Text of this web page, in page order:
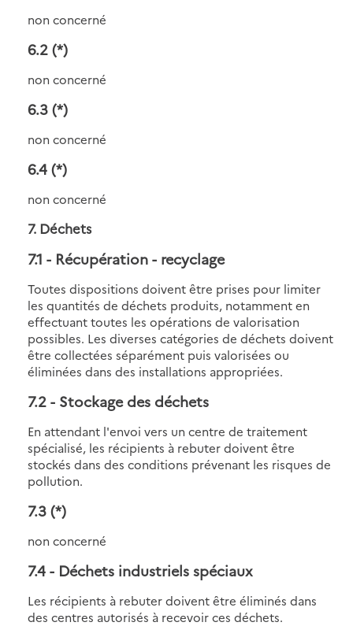
non concerné
6.2 (*)
non concerné
6.3 (*)
non concerné
6.4 (*)
non concerné
7. Déchets
7.1 - Récupération - recyclage
Toutes dispositions doivent être prises pour limiter
les quantités de déchets produits, notamment en
effectuant toutes les opérations de valorisation
possibles. Les diverses catégories de déchets doivent
être collectées séparément puis valorisées ou
éliminées dans des installations appropriées.
7.2 - Stockage des déchets
En attendant l'envoi vers un centre de traitement
spécialisé, les récipients à rebuter doivent être
stockés dans des conditions prévenant les risques de
pollution.
7.3 (*)
non concerné
7.4 - Déchets industriels spéciaux
Les récipients à rebuter doivent être éliminés dans
des centres autorisés à recevoir ces déchets.